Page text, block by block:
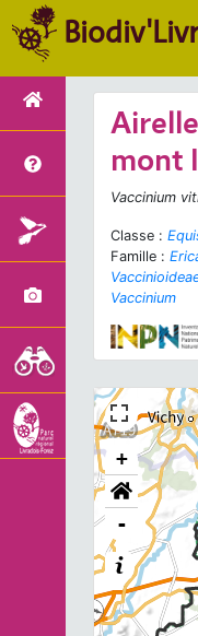
mont
Vaccinium
Classe :
Famille :
Vaccinium
+
-